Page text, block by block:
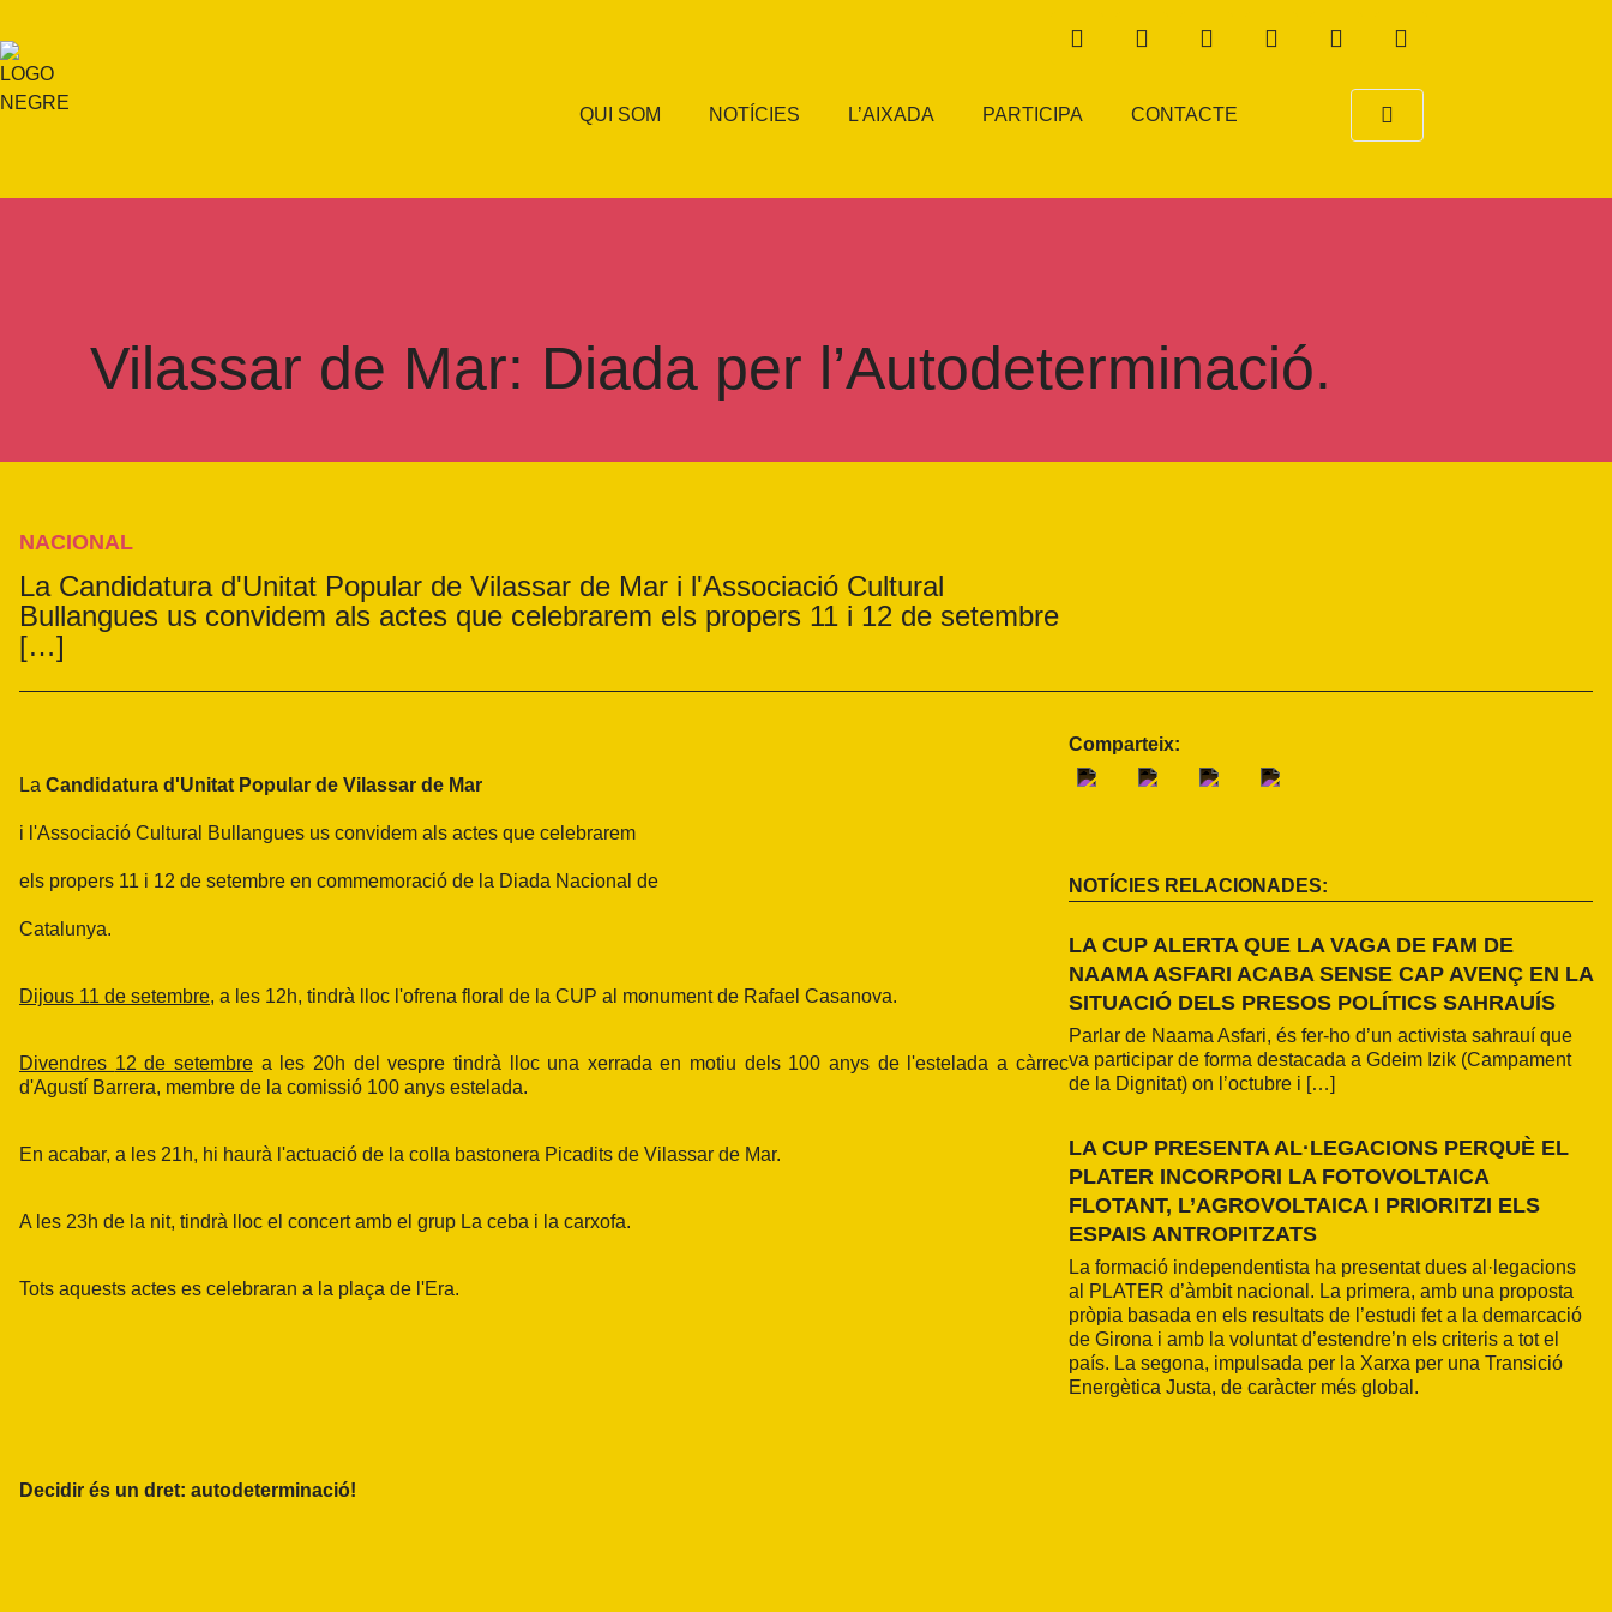
QUI SOM NOTÍCIES L’AIXADA PARTICIPA CONTACTE
Vilassar de Mar: Diada per l’Autodeterminació.
NACIONAL
La Candidatura d'Unitat Popular de Vilassar de Mar i l'Associació Cultural
Bullangues us convidem als actes que celebrarem els propers 11 i 12 de setembre
[…]
La Candidatura d'Unitat Popular de Vilassar de Mar
i l'Associació Cultural Bullangues us convidem als actes que celebrarem
els propers 11 i 12 de setembre en commemoració de la Diada Nacional de
Catalunya.
Dijous 11 de setembre, a les 12h, tindrà lloc l'ofrena floral de la CUP al monument de Rafael Casanova.
Divendres 12 de setembrea les 20h del vespre tindrà lloc una xerrada en motiu dels 100 anys de l'estelada a càrrec
d'Agustí Barrera, membre de la comissió 100 anys estelada.
En acabar, a les 21h, hi haurà l'actuació de la colla bastonera Picadits de Vilassar de Mar.
A les 23h de la nit, tindrà lloc el concert amb el grup La ceba i la carxofa.
Tots aquests actes es celebraran a la plaça de l'Era.
Decidir és un dret: autodeterminació!
Comparteix:
NOTÍCIES RELACIONADES:
LA CUP ALERTA QUE LA VAGA DE FAM DE
NAAMA ASFARI ACABA SENSE CAP AVENÇ EN LA
SITUACIÓ DELS PRESOS POLÍTICS SAHRAUÍS
Parlar de Naama Asfari, és fer-ho d’un activista sahrauí que
va participar de forma destacada a Gdeim Izik (Campament
de la Dignitat) on l’octubre i […]
LA CUP PRESENTA AL·LEGACIONS PERQUÈ EL
PLATER INCORPORI LA FOTOVOLTAICA
FLOTANT, L’AGROVOLTAICA I PRIORITZI ELS
ESPAIS ANTROPITZATS
La formació independentista ha presentat dues al·legacions
al PLATER d’àmbit nacional. La primera, amb una proposta
pròpia basada en els resultats de l’estudi fet a la demarcació
de Girona i amb la voluntat d’estendre’n els criteris a tot el
país. La segona, impulsada per la Xarxa per una Transició
Energètica Justa, de caràcter més global.